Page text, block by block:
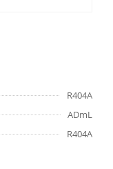
R404A
ADmL
R404A